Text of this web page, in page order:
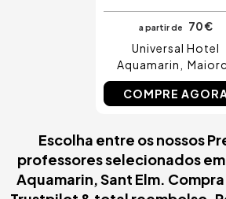
a partir de
70 €
Universal Hotel
Aquamarin
COMPRE AGORA
Escolha entre os nossos
professores selecionados
Aquamarin, Sant Elm.